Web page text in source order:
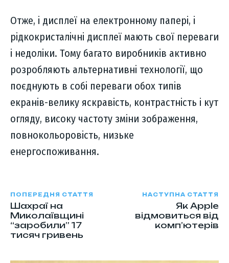
Отже, і дисплеї на електронному папері, і
рідкокристалічні дисплеї мають свої переваги
і недоліки. Тому багато виробників активно
розробляють альтернативні технології, що
поєднують в собі переваги обох типів
екранів-велику яскравість, контрастність і кут
огляду, високу частоту зміни зображення,
повнокольоровість, низьке
енергоспоживання.
ПОПЕРЕДНЯ СТАТТЯ
Шахраї на
Миколаївщині
“заробили” 17
тисяч гривень
НАСТУПНА СТАТТЯ
Як Apple
відмовиться від
комп’ютерів